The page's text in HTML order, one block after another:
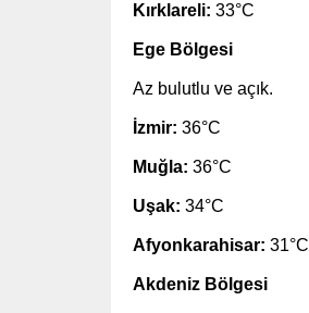
Kırklareli: 33°C
Ege Bölgesi
Az bulutlu ve açık.
İzmir: 36°C
Muğla: 36°C
Uşak: 34°C
Afyonkarahisar: 31°C
Akdeniz Bölgesi